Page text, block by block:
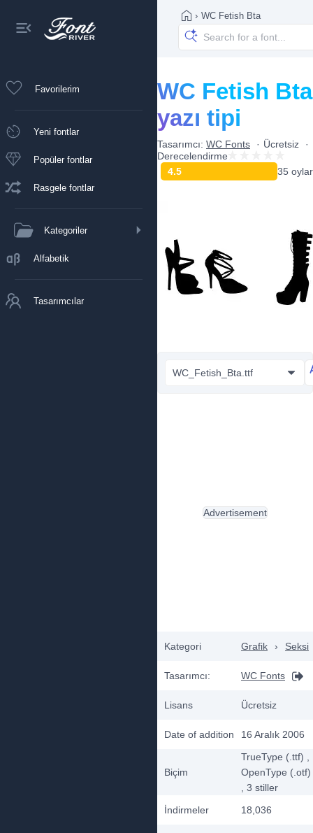
Favorilerim
Yeni fontlar
Popüler fontlar
Rasgele fontlar
Kategoriler
Alfabetik
Tasarımcılar
› WC Fetish Bta
WC Fetish Bta
yazı tipi
Tasarımcı: WC Fonts
Ücretsiz
Derecelendirme
4.5
35 oylar
WC_Fetish_Bta.ttf
Kategori Grafik › Seksi
Tasarımcı: WC Fonts
Lisans Ücretsiz
Date of addition 16 Aralık 2006
Biçim
TrueType (.ttf)
OpenType (.otf)
, 3 stiller
İndirmeler
18,036
Advertisement